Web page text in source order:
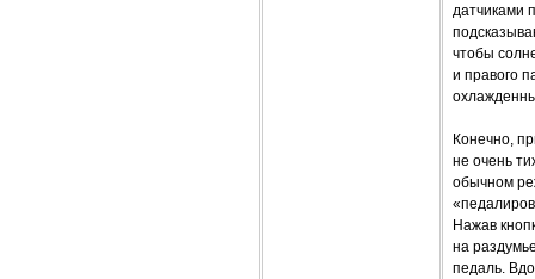
датчиками
чтобы
и правого
Конечно,
не очень
обычном
Нажав
на
педаль.